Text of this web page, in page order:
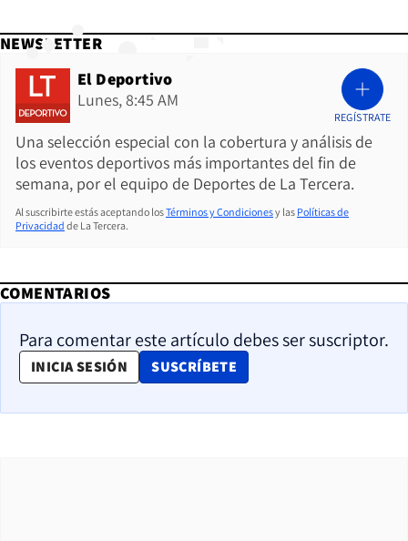
NEWSLETTER
El Deportivo
Lunes, 8:45 AM
Una selección especial con la cobertura y análisis de
los eventos deportivos más importantes del fin de
semana, por el equipo de Deportes de La Tercera.
REGÍSTRATE
Al suscribirte estás aceptando losTérminos y Condicionesy las Políticas de
Privacidad de La Tercera.
COMENTARIOS
Para comentar este artículo debes ser suscriptor.
INICIA SESIÓN SUSCRÍBETE
OPENS IN NEW WINDOW